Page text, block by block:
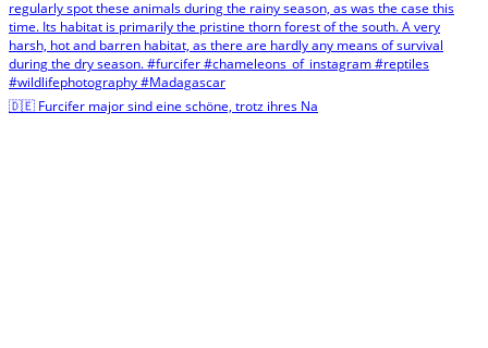
🇩🇪 Furcifer major sind eine schöne, trotz ihres Na